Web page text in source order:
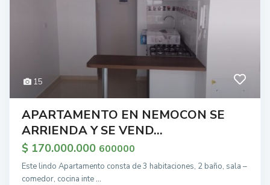
15
APARTAMENTO EN NEMOCON SE
ARRIENDA Y SE VEND...
$ 170.000.000 600000
Este lindo Apartamento consta de 3 habitaciones, 2 baño, sala –
comedor, cocina inte...